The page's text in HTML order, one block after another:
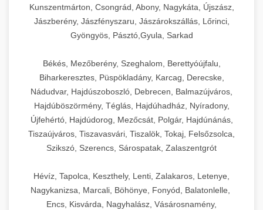
Kunszentmárton, Csongrád, Abony, Nagykáta, Újszász,
Jászberény, Jászfényszaru, Jászárokszállás, Lőrinci,
Gyöngyös, Pásztó,Gyula, Sarkad
Békés, Mezőberény, Szeghalom, Berettyóújfalu,
Biharkeresztes, Püspökladány, Karcag, Derecske,
Nádudvar, Hajdúszoboszló, Debrecen, Balmazújváros,
Hajdúböszörmény, Téglás, Hajdúhadház, Nyíradony,
Újfehértó, Hajdúdorog, Mezőcsát, Polgár, Hajdúnánás,
Tiszaújváros, Tiszavasvári, Tiszalök, Tokaj, Felsőzsolca,
Szikszó, Szerencs, Sárospatak, Zalaszentgrót
Hévíz, Tapolca, Keszthely, Lenti, Zalakaros, Letenye,
Nagykanizsa, Marcali, Böhönye, Fonyód, Balatonlelle,
Encs, Kisvárda, Nagyhalász, Vásárosnamény,